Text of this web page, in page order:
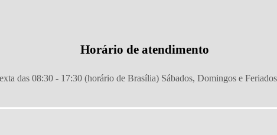
Horário de atendimento
das 08:30 - 17:30 (horário de Brasília) Sábados, Domingos e